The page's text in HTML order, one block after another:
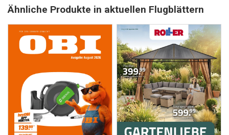
Ähnliche Produkte in aktuellen Flugblättern